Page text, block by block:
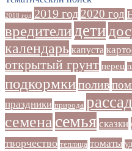
2018 год 2019 год 2020 год
вредители дети
календарь капуста
открытый грунт перец
подкормкиполив
праздники природа
семена семья сказки
творчество теплица томаты